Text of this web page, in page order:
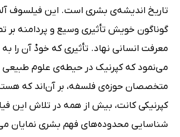
تاریخ اندیشه‌ی بشری است. این فیلسوف
گوناگون خویش تأثیری وسیع و پردامنه بر
معرفت انسانی نهاد. تأثیری که خودْ آن را به
می‌نمود که کپرنیک در حیطه‌ی علوم
متخصصان حوزه‌ی فلسفه، بر آن‌اند که
کپرنیکی کانت، بیش از همه در تلاش این
شناسایی محدوده‌های فهم بشری نمایان